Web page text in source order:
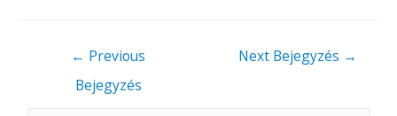
← Previous
Bejegyzés
Next Bejegyzés →